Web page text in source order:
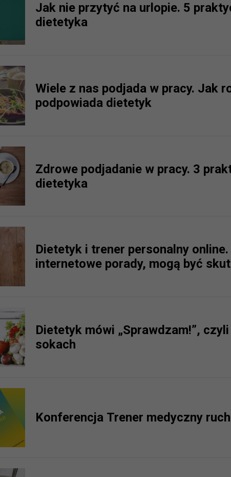
Jak nie przytyć na urlopie. 5
dietetyka
Wiele z nas podjada w pracy. Jak
podpowiada dietetyk
Zdrowe podjadanie w pracy. 3
dietetyka
Dietetyk i trener personalny
internetowe porady, mogą być
Dietetyk mówi „Sprawdzam!”,
sokach
Konferencja Trener medyczny
dokonywać pomiarów, które pozwalają nam udoskonalać
potrzebom
Komu możemy przekazać dane?
np. agencjom marketingowym, podwykonawcom naszych
obowiązującego prawa np. sądy lub organy ścigania –
prawną. Pragniemy też wspomnieć, że na większości stron
Zaufanych parterów.
Masz między innymi prawo do żądania dostępu do danych,
także wycofać zgodę na przetwarzanie danych osobowych,
szczegółowo tutaj.
Każde przetwarzanie Twoich danych musi być oparte na
(tymi umowami są zazwyczaj regulaminy lub podobne
prawną dla pomiarów statystycznych i marketingu własnego
Przetwarzanie Twoich danych w celach marketingowych